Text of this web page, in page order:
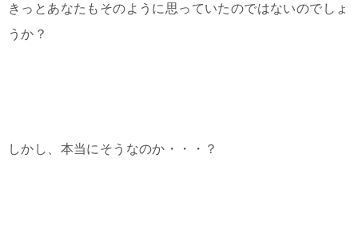
きっとあなたもそのように思っていたのではないのでしょ
うか？
しかし、本当にそうなのか・・・？